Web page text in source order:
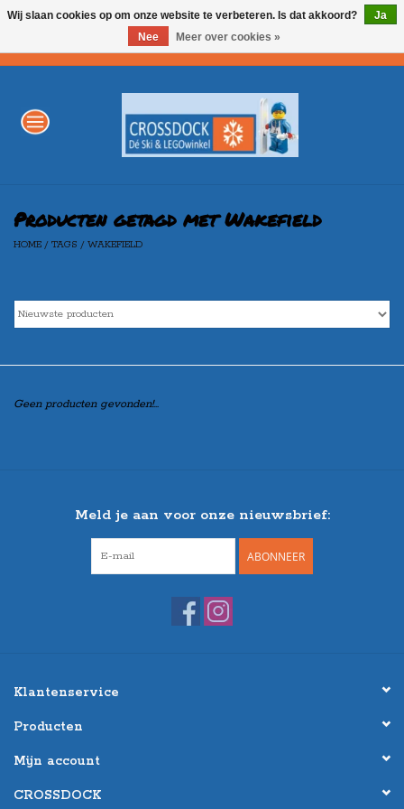
WINTERSPORT
LEGO
Producten getagd met Wakefield
HOME / TAGS / WAKEFIELD
Geen producten gevonden!...
Meld je aan voor onze nieuwsbrief:
ABONNEER
Klantenservice
Producten
Mijn account
CROSSDOCK
Wij slaan cookies op om onze website te verbeteren. Is dat akkoord?
Ja
Nee
Meer over cookies »